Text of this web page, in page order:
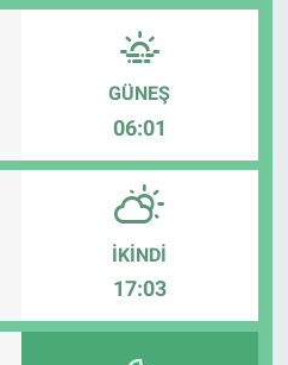
GÜNEŞ
06:01
İKINDI
17:03